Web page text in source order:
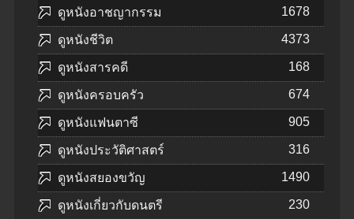
ดูหนังอาชญากรรม 1678
ดูหนังชีวิต 4373
ดูหนังสารคดี 168
ดูหนังครอบครัว 674
ดูหนังแฟนตาซี 905
ดูหนังประวัติศาสตร์ 316
ดูหนังสยองขวัญ 1490
ดูหนังเกี่ยวกับดนตรี 230